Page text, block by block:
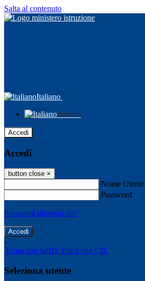
Salta al contenuto
Italiano
Italiano
Accedi
Accedi
button close ×
Nome Utente
Password
Password dimenticata?
-
Entra con SPID Entra con CIE
Seleziona utente